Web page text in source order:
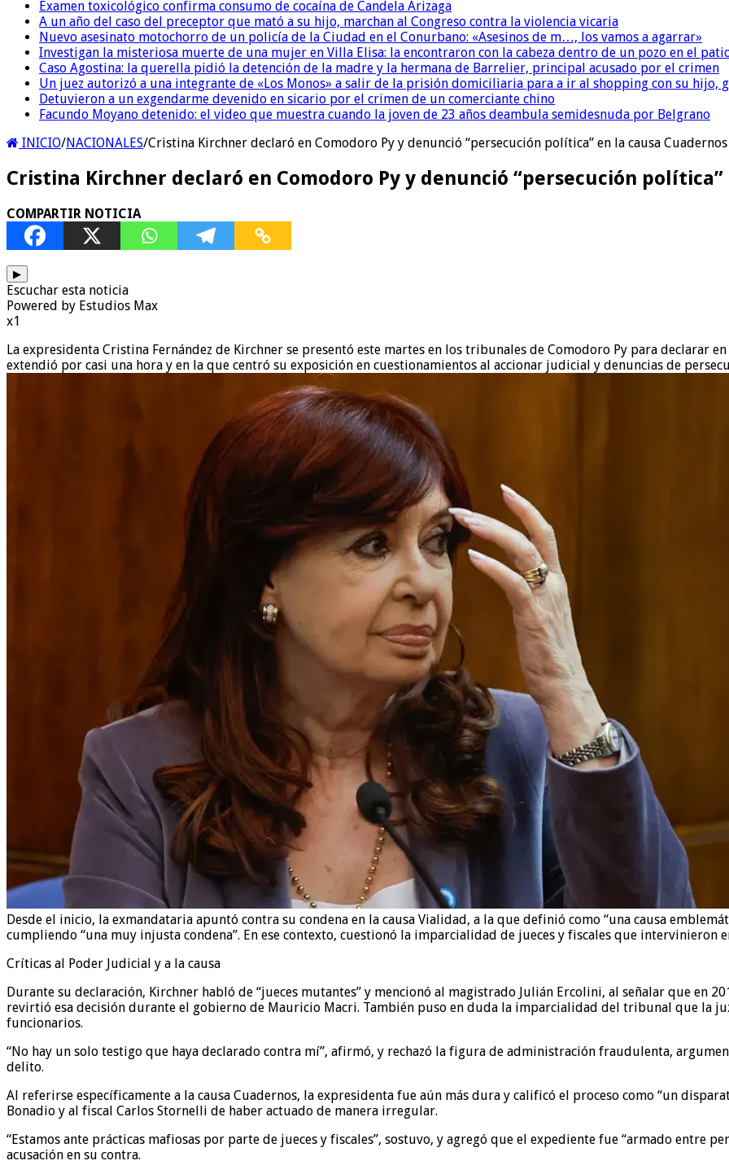
Examen toxicológico confirma consumo de cocaína de Candela Arizaga
A un año del caso del preceptor que mató a su hijo, marchan al Congreso contra la violencia vicaria
Nuevo asesinato motochorro de un policía de la Ciudad en el Conurbano: «Asesinos de m…, los vamos a agarrar»
Investigan la misteriosa muerte de una mujer en Villa Elisa: la encontraron con la cabeza dentro de un pozo en el
Caso Agostina: la querella pidió la detención de la madre y la hermana de Barrelier, principal acusado por el crimen
Un juez autorizó a una integrante de «Los Monos» a salir de la prisión domiciliaria para a ir al shopping con su hijo,
Detuvieron a un exgendarme devenido en sicario por el crimen de un comerciante chino
Facundo Moyano detenido: el video que muestra cuando la joven de 23 años deambula semidesnuda por Belgrano
INICIO/NACIONALES/Cristina Kirchner declaró en Comodoro Py y denunció “persecución política” en la causa Cuadernos
Cristina Kirchner declaró en Comodoro Py y denunció “persecución política”
COMPARTIR NOTICIA
▶
Escuchar esta noticia
Powered by Estudios Max
x1
La expresidenta Cristina Fernández de Kirchner se presentó este martes en los tribunales de Comodoro Py para declarar
extendió por casi una hora y en la que centró su exposición en cuestionamientos al accionar judicial y denuncias de
Desde el inicio, la exmandataria apuntó contra su condena en la causa Vialidad, a la que definió como “una causa
cumpliendo “una muy injusta condena”. En ese contexto, cuestionó la imparcialidad de jueces y fiscales que intervinieron
Críticas al Poder Judicial y a la causa
Durante su declaración, Kirchner habló de “jueces mutantes” y mencionó al magistrado Julián Ercolini, al señalar que en
revirtió esa decisión durante el gobierno de Mauricio Macri. También puso en duda la imparcialidad del tribunal que la
funcionarios.
“No hay un solo testigo que haya declarado contra mí”, afirmó, y rechazó la figura de administración fraudulenta,
delito.
Al referirse específicamente a la causa Cuadernos, la expresidenta fue aún más dura y calificó el proceso como “un
Bonadio y al fiscal Carlos Stornelli de haber actuado de manera irregular.
“Estamos ante prácticas mafiosas por parte de jueces y fiscales”, sostuvo, y agregó que el expediente fue “armado entre
acusación en su contra.